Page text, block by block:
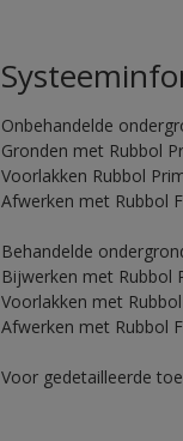
Onbehandelde
Gronden met Rubbol
Voorlakken Rubbol
Afwerken met Rubbol
Behandelde
Bijwerken met Rubbol
Voorlakken met
Afwerken met Rubbol
Voor gedetailleerde